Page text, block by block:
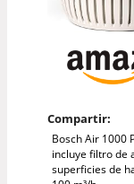
Compartir:
Bosch Air 1000
incluye filtro de
superficies de